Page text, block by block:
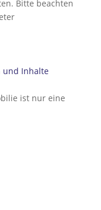
Bitte beachten
und Inhalte
ist nur eine